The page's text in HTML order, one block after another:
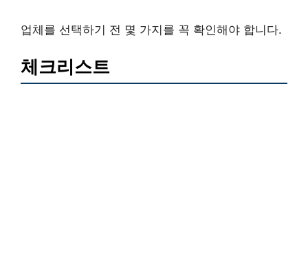
업체를 선택하기 전 몇 가지를 꼭 확인해야 합니다.
체크리스트